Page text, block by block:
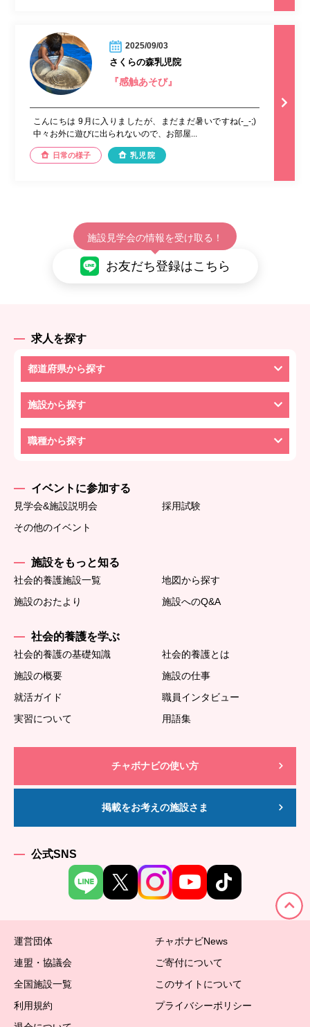
2025/09/03
さくらの森乳児院
『感触あそび』
こんにちは 9月に入りましたが、まだまだ暑いですね(-_-;)
中々お外に遊びに出られないので、お部屋...
日常の様子 乳児院
施設見学会の情報を受け取る！
お友だち登録はこちら
求人を探す
都道府県から探す
施設から探す
職種から探す
イベントに参加する
見学会&施設説明会
採用試験
その他のイベント
施設をもっと知る
社会的養護施設一覧
地図から探す
施設のおたより
施設へのQ&A
社会的養護を学ぶ
社会的養護の基礎知識
社会的養護とは
施設の概要
施設の仕事
就活ガイド
職員インタビュー
実習について
用語集
チャボナビの使い方
掲載をお考えの施設さま
公式SNS
運営団体
チャボナビNews
連盟・協議会
ご寄付について
全国施設一覧
このサイトについて
利用規約
プライバシーポリシー